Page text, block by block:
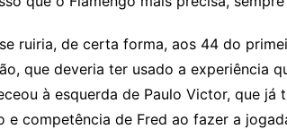
ruiria, de certa forma, aos 44 do
que deveria ter usado a experiência
à esquerda de Paulo Victor, que
e competência de Fred ao fazer a